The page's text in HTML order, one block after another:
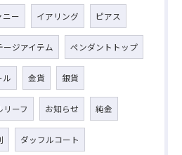
ニー イアリング ピアス
ージアイテム ペンダントトップ
ル 金貨 銀貨
リーフ お知らせ 純金
ダッフルコート